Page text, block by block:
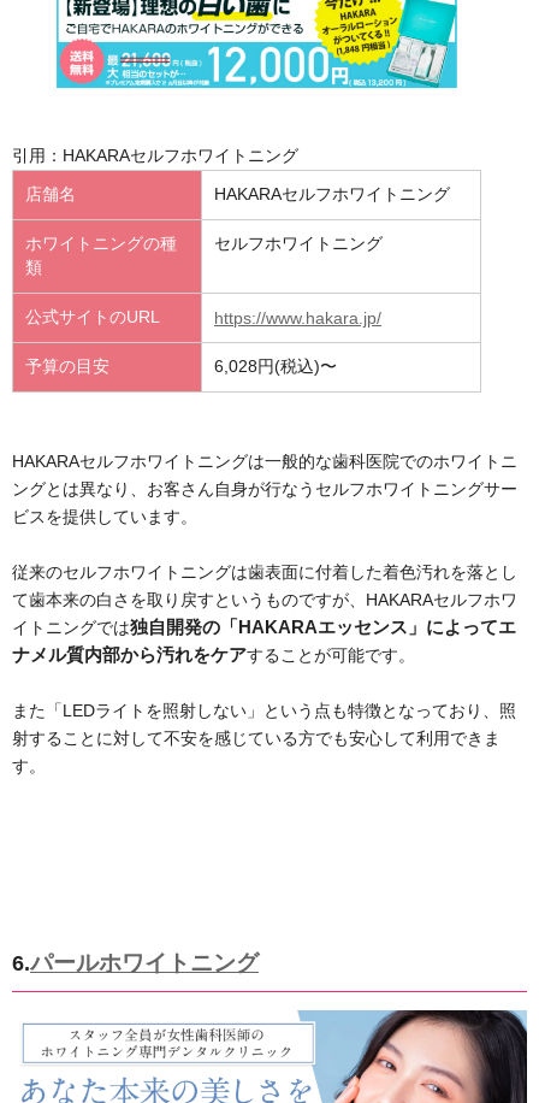
引用：HAKARAセルフホワイトニング
店舗名 HAKARAセルフホワイトニング
ホワイトニングの種
類
セルフホワイトニング
公式サイトのURL https://www.hakara.jp/
予算の目安 6,028円(税込)〜
HAKARAセルフホワイトニングは一般的な歯科医院でのホワイトニ
ングとは異なり、お客さん自身が行なうセルフホワイトニングサー
ビスを提供しています。
従来のセルフホワイトニングは歯表面に付着した着色汚れを落とし
て歯本来の白さを取り戻すというものですが、HAKARAセルフホワ
イトニングでは独自開発の「HAKARAエッセンス」によってエ
ナメル質内部から汚れをケアすることが可能です。
また「LEDライトを照射しない」という点も特徴となっており、照
射することに対して不安を感じている方でも安心して利用できま
す。
6.パールホワイトニング